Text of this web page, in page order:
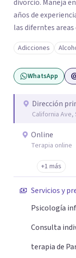
divorcio. Maneja
años de
las diferntes areas
Adicciones
WhatsApp
Dirección
California Ave,
Online
Terapia online
+1 más
Servicios y
Psicología
Consulta
terapia de